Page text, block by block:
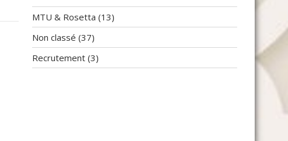
MTU & Rosetta (13)
Non classé (37)
Recrutement (3)